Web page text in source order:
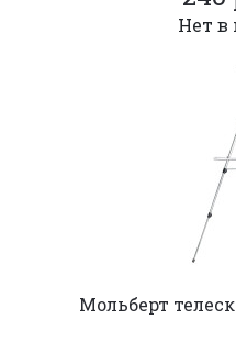
Нет в
Мольберт